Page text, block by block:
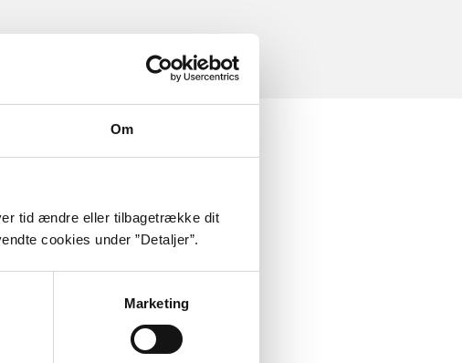
Om
tid ændre eller tilbagetrække dit
cookies under ”Detaljer”.
Marketing